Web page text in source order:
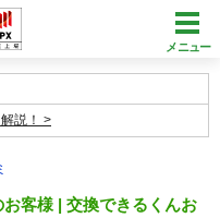
メニュー
説！
客様 | 交換できるくんお